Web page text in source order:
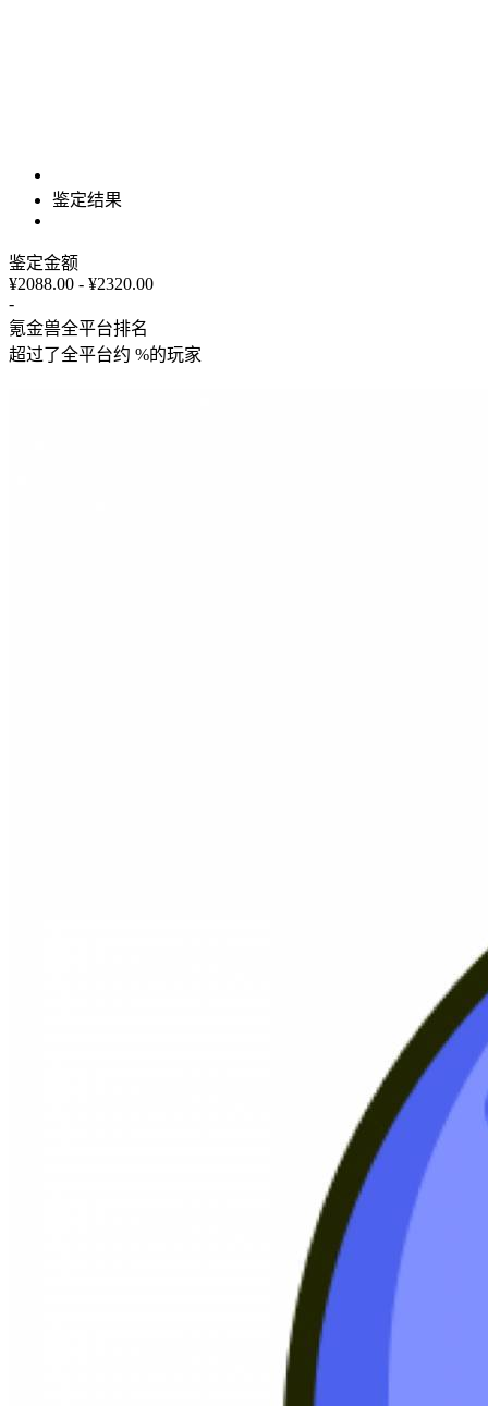
鉴定结果
鉴定金额
¥2088.00 - ¥2320.00
-
氪金兽全平台排名
超过了全平台约 %的玩家